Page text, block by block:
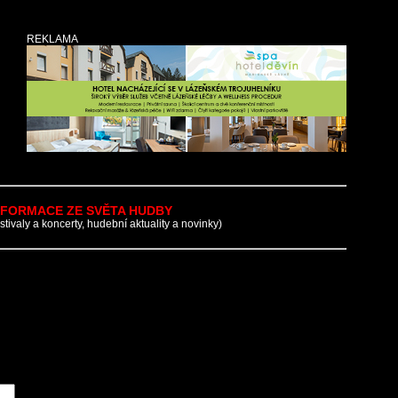
REKLAMA
ZE SVĚTA HUDBY
a koncerty, hudební aktuality a novinky)